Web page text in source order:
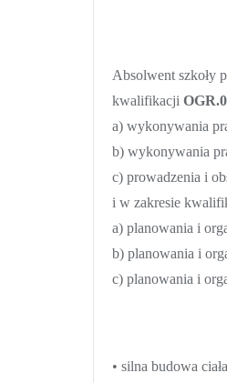
Absolwent szkoły
kwalifikacji
a) wykonywania
b) wykonywania
c) prowadzenia i
i w zakresie
a) planowania i
b) planowania i
c) planowania i
• silna budowa